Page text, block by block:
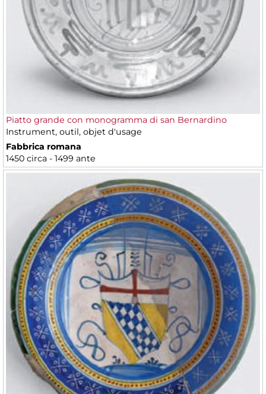
Piatto grande con monogramma di san Bernardino
Instrument, outil, objet d'usage
Fabbrica romana
1450 circa - 1499 ante